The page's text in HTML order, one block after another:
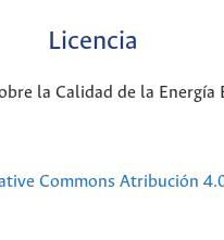
Licencia
la Calidad de la Energía
Commons Atribución